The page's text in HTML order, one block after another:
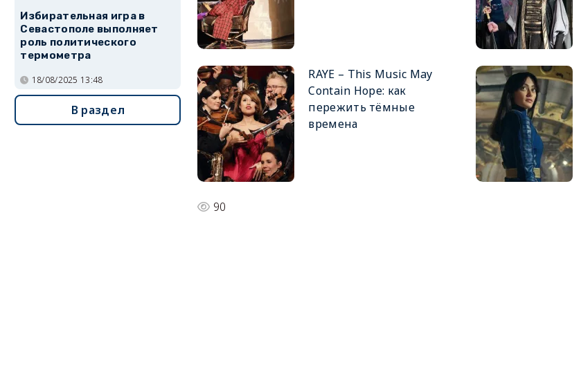
RAYE – This Music May
Contain Hope: как
пережить тёмные
времена
90
Избирательная игра в
Севастополе выполняет
роль политического
термометра
18/08/2025 13:48
В раздел